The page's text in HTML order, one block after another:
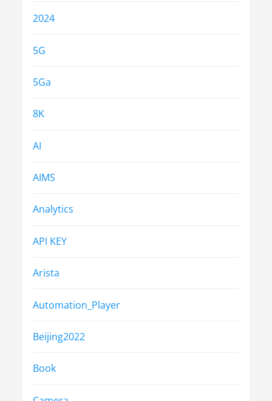
2024
5G
5Ga
8K
AI
AIMS
Analytics
API KEY
Arista
Automation_Player
Beijing2022
Book